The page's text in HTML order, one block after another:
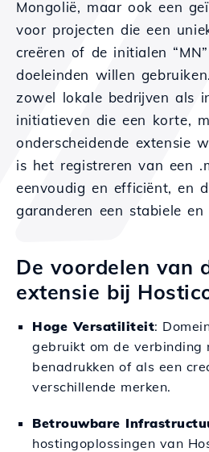
Mongolië, maar ook een
voor projecten die een
creëren of de initialen
doeleinden willen
zowel lokale bedrijven als
initiatieven die een korte,
onderscheidende extensie
is het registreren van een
eenvoudig en efficiënt, en
garanderen een stabiele
De voordelen van
extensie bij
Hoge Versatiliteit:
gebruikt om de verbinding
benadrukken of als een
verschillende merken.
Betrouwbare
hostingoplossingen van